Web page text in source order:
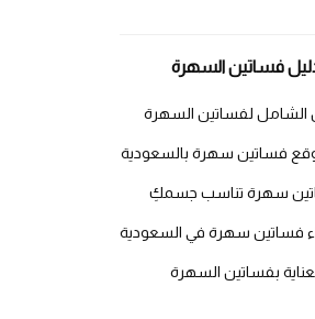
فساتين السهرة
الشامل لفساتين السهرة
فساتين سهرة بالسعودية
سهرة تناسب جسمكِ
فساتين سهرة في السعودية
بفساتين السهرة